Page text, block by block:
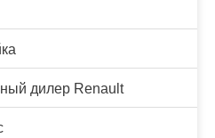
дилер Renault